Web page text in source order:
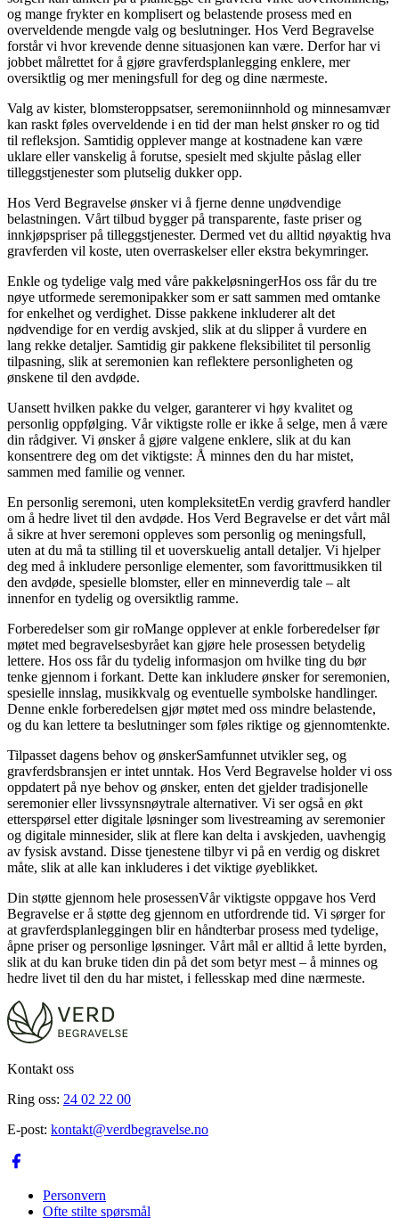
og mange frykter en komplisert og belastende prosess med en
overveldende mengde valg og beslutninger. Hos Verd Begravelse
forstår vi hvor krevende denne situasjonen kan være. Derfor har vi
jobbet målrettet for å gjøre gravferdsplanlegging enklere, mer
oversiktlig og mer meningsfull for deg og dine nærmeste.
Valg av kister, blomsteroppsatser, seremoniinnhold og minnesamvær
kan raskt føles overveldende i en tid der man helst ønsker ro og tid
til refleksjon. Samtidig opplever mange at kostnadene kan være
uklare eller vanskelig å forutse, spesielt med skjulte påslag eller
tilleggstjenester som plutselig dukker opp.
Hos Verd Begravelse ønsker vi å fjerne denne unødvendige
belastningen. Vårt tilbud bygger på transparente, faste priser og
innkjøpspriser på tilleggstjenester. Dermed vet du alltid nøyaktig hva
gravferden vil koste, uten overraskelser eller ekstra bekymringer.
Enkle og tydelige valg med våre pakkeløsningerHos oss får du tre
nøye utformede seremonipakker som er satt sammen med omtanke
for enkelhet og verdighet. Disse pakkene inkluderer alt det
nødvendige for en verdig avskjed, slik at du slipper å vurdere en
lang rekke detaljer. Samtidig gir pakkene fleksibilitet til personlig
tilpasning, slik at seremonien kan reflektere personligheten og
ønskene til den avdøde.
Uansett hvilken pakke du velger, garanterer vi høy kvalitet og
personlig oppfølging. Vår viktigste rolle er ikke å selge, men å være
din rådgiver. Vi ønsker å gjøre valgene enklere, slik at du kan
konsentrere deg om det viktigste: Å minnes den du har mistet,
sammen med familie og venner.
En personlig seremoni, uten kompleksitetEn verdig gravferd handler
om å hedre livet til den avdøde. Hos Verd Begravelse er det vårt mål
å sikre at hver seremoni oppleves som personlig og meningsfull,
uten at du må ta stilling til et uoverskuelig antall detaljer. Vi hjelper
deg med å inkludere personlige elementer, som favorittmusikken til
den avdøde, spesielle blomster, eller en minneverdig tale – alt
innenfor en tydelig og oversiktlig ramme.
Forberedelser som gir roMange opplever at enkle forberedelser før
møtet med begravelsesbyrået kan gjøre hele prosessen betydelig
lettere. Hos oss får du tydelig informasjon om hvilke ting du bør
tenke gjennom i forkant. Dette kan inkludere ønsker for seremonien,
spesielle innslag, musikkvalg og eventuelle symbolske handlinger.
Denne enkle forberedelsen gjør møtet med oss mindre belastende,
og du kan lettere ta beslutninger som føles riktige og gjennomtenkte.
Tilpasset dagens behov og ønskerSamfunnet utvikler seg, og
gravferdsbransjen er intet unntak. Hos Verd Begravelse holder vi oss
oppdatert på nye behov og ønsker, enten det gjelder tradisjonelle
seremonier eller livssynsnøytrale alternativer. Vi ser også en økt
etterspørsel etter digitale løsninger som livestreaming av seremonier
og digitale minnesider, slik at flere kan delta i avskjeden, uavhengig
av fysisk avstand. Disse tjenestene tilbyr vi på en verdig og diskret
måte, slik at alle kan inkluderes i det viktige øyeblikket.
Din støtte gjennom hele prosessenVår viktigste oppgave hos Verd
Begravelse er å støtte deg gjennom en utfordrende tid. Vi sørger for
at gravferdsplanleggingen blir en håndterbar prosess med tydelige,
åpne priser og personlige løsninger. Vårt mål er alltid å lette byrden,
slik at du kan bruke tiden din på det som betyr mest – å minnes og
hedre livet til den du har mistet, i fellesskap med dine nærmeste.
Kontakt oss
Ring oss: 24 02 22 00
E-post: kontakt@verdbegravelse.no
Personvern
Ofte stilte spørsmål